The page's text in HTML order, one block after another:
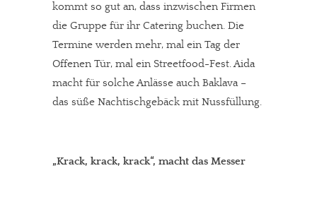
kommt so gut an, dass inzwischen Firmen
die Gruppe für ihr Catering buchen. Die
Termine werden mehr, mal ein Tag der
Offenen Tür, mal ein Streetfood-Fest. Aida
macht für solche Anlässe auch Baklava –
das süße Nachtischgebäck mit Nussfüllung.
„Krack, krack, krack“, macht das Messer